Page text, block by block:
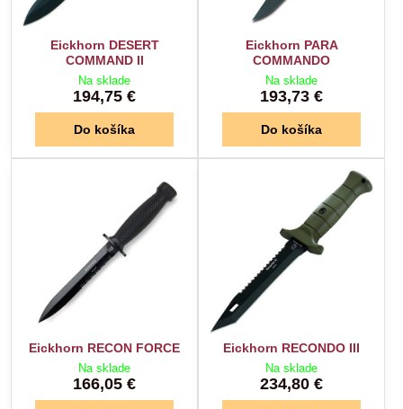
Eickhorn DESERT
COMMAND II
Na sklade
194,75 €
Do košíka
Eickhorn PARA
COMMANDO
Na sklade
193,73 €
Do košíka
Eickhorn RECON FORCE
Na sklade
166,05 €
Eickhorn RECONDO III
Na sklade
234,80 €